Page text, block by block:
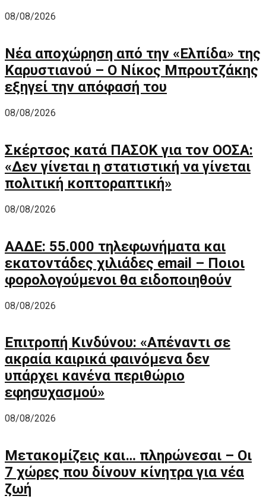
08/08/2026
Νέα αποχώρηση από την «Ελπίδα» της
Καρυστιανού – Ο Νίκος Μπρουτζάκης
εξηγεί την απόφασή του
08/08/2026
Σκέρτσος κατά ΠΑΣΟΚ για τον ΟΟΣΑ:
«Δεν γίνεται η στατιστική να γίνεται
πολιτική κοπτοραπτική»
08/08/2026
ΑΑΔΕ: 55.000 τηλεφωνήματα και
εκατοντάδες χιλιάδες email – Ποιοι
φορολογούμενοι θα ειδοποιηθούν
08/08/2026
Επιτροπή Κινδύνου: «Απέναντι σε
ακραία καιρικά φαινόμενα δεν
υπάρχει κανένα περιθώριο
εφησυχασμού»
08/08/2026
Μετακομίζεις και… πληρώνεσαι – Οι
7 χώρες που δίνουν κίνητρα για νέα
ζωή